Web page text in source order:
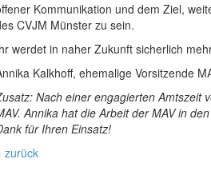
Kommunikation und dem Ziel,
CVJM Münster zu sein.
werdet in naher Zukunft sicherlich
Kalkhoff, ehemalige Vorsitzende
Nach einer engagierten Amtszeit
Annika hat die Arbeit der MAV in
für Ihren Einsatz!
zurück